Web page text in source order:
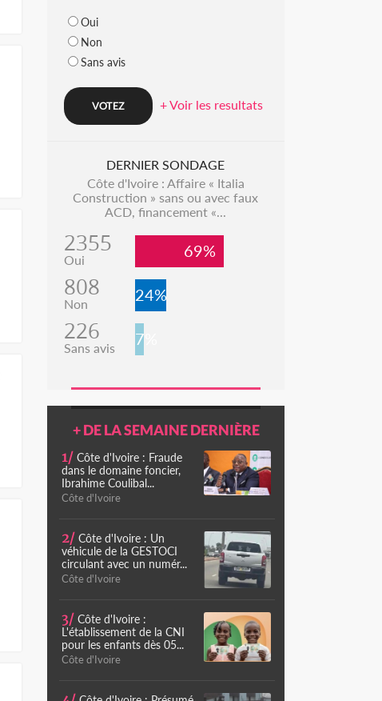
Oui
Non
Sans avis
+ Voir les resultats
DERNIER SONDAGE
Côte d'Ivoire : Affaire « Italia
Construction » sans ou avec faux
ACD, financement «...
2355
Oui 69%
808
Non 24%
226
Sans avis 7%
+ DE LA SEMAINE DERNIÈRE
1/ Côte d'Ivoire : Fraude
dans le domaine foncier,
Ibrahime Coulibal...
Côte d'Ivoire
2/ Côte d'Ivoire : Un
véhicule de la GESTOCI
circulant avec un numér...
Côte d'Ivoire
3/ Côte d'Ivoire :
L'établissement de la CNI
pour les enfants dès 05...
Côte d'Ivoire